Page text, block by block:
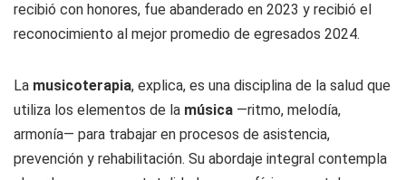
recibió con honores, fue abanderado en 2023 y recibió el
reconocimiento al mejor promedio de egresados 2024.
La musicoterapia, explica, es una disciplina de la salud que
utiliza los elementos de la música —ritmo, melodía,
armonía— para trabajar en procesos de asistencia,
prevención y rehabilitación. Su abordaje integral contempla